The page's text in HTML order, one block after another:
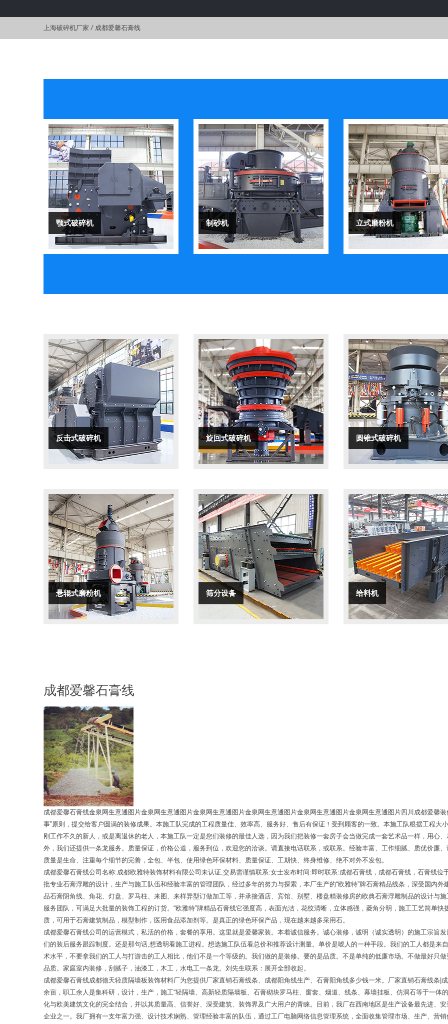
上海破碎机厂家 / 成都爱馨石膏线
颚式破碎机 制砂机 立式磨粉机
反击式破碎机 旋回式破碎机 圆锥式破碎机
悬辊式磨粉机 筛分设备 给料机
成都爱馨石膏线
成都爱馨石膏线金泉网生意通图片金泉网生意通图片金泉网生意通图片金泉网生意通图片金泉网生意通图片金泉网生意通图片四川成都爱馨
事”原则，提交给客户圆满的装修成果。本施工队完成的工程质量佳、效率高、服务好、售后有保证！受到顾客的一致。本施工队根据工程
刚工作不久的新人，或是离退休的老人，本施工队一定是您们装修的最佳人选，因为我们把装修一套房子会当做完成一套艺术品一样，用心
外，我们还提供一条龙服务。质量保证，价格公道，服务到位，欢迎您的洽谈。请直接电话联系，或联系。经验丰富、工作细腻、质优价廉
质量是生命、注重每个细节的完善，全包、半包、使用绿色环保材料、质量保证、工期快、终身维修、绝不对外不发包。
成都爱馨石膏线公司名称:成都欧雅特装饰材料有限公司未认证,交易需谨慎联系:女士发布时间:即时联系:成都石膏线，成都石膏线，石膏线
批专业石膏浮雕的设计，生产与施工队伍和经验丰富的管理团队，经过多年的努力与探索，本厂生产的“欧雅特”牌石膏精品线条，深受国内
品石膏阴角线、角花、灯盘、罗马柱、来图、来样异型订做加工等，并承接酒店、宾馆、别墅、楼盘精装修房的欧典石膏浮雕制品的设计与
服务团队，可满足大批量的装饰工程的订货。“欧雅特”牌精品石膏线它强度高，表面光洁，花纹清晰，立体感强，菱角分明，施工工艺简单
质，可用于石膏建筑制品，模型制作，医用食品添加剂等。是真正的绿色环保产品，现在越来越多采用石。
成都爱馨石膏线公司的运营模式，私活的价格，套餐的享用。这里就是爱馨家装。本着诚信服务。诚心装修，诚明（诚实透明）的施工宗旨
们的装后服务跟踪制度。还是那句话,想透明看施工进程。想选施工队伍看总价和推荐设计测量。单价是唬人的一种手段。我们的工人都是来
术水平，不要拿我们的工人与打游击的工人相比，他们不是一个等级的。我们做的是装修。要的是品质。不是单纯的低廉市场。不做最好只
品质。家庭室内装修，刮腻子，油漆工，木工，水电工一条龙。刘先生联系：展开全部收起。
成都爱馨石膏线成都德天轻质隔墙板装饰材料厂为您提供厂家直销石膏线条、成都阳角线生产、石膏阳角线多少钱一米。厂家直销石膏线条|
余亩，职工余人是集科研，设计，生产，施工“轻隔墙、高新轻质隔墙板、石膏砌块罗马柱、窗套、烟道、线条、幕墙挂板、仿洞石等于一
化与欧美建筑文化的完全结合，并以其质量高、信誉好、深受建筑、装饰界及广大用户的青睐。目前，我厂在西南地区是生产设备最先进、
企业之一。我厂拥有一支年富力强、设计技术娴熟、管理经验丰富的队伍，通过工厂电脑网络信息管理系统，全面收集管理市场、生产、营